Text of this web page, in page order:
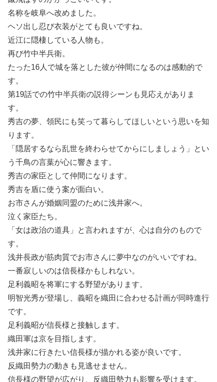
名称を岐阜へ改めました。
ヘソ出し忍び衣装がとても良いですね。
近江に隠棲している人物も。
再び竹中半兵衛。
たった16人で城を落とした彼が仲間になるのは感動的で
す。
第19話での竹中半兵衛の説得シーンも見応えがありま
す。
秀吉の夢、領民にも笑って暮らしてほしいという思いを知
ります。
「隠居するなら乱世を終わらせてからにしましょう」とい
う千鳥の言葉が心に響きます。
秀吉の家臣として仲間になります。
秀吉を盾に使う案が面白い。
お市さんが婚姻同盟のために浅井家へ。
泣く家臣たち。
「女は政治の道具」と言われますが、心は自分のもので
す。
浅井長政が筋肉質でお市さんに夢中なのがいいですね。
一番寂しいのは信長様かもしれない。
足利義昭を将軍にする野望があります。
明智光秀が登場し、義昭を織田に合わせる計画が同時進行
です。
足利義昭が信長様と接触します。
織田軍は京を目指します。
浅井家に行きたい信長様が描かれる姿が良いです。
反織田勢力の動きも見逃せません。
信長様の野望が広がり、反織田勢力も影響を受けます。